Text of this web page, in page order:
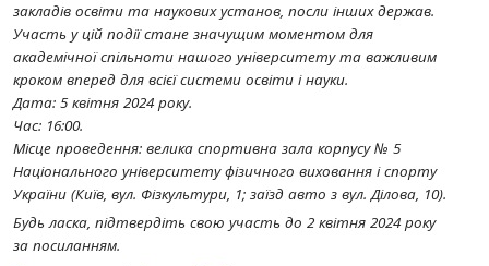
закладів освіти та наукових установ, посли інших держав.
Участь у цій події стане значущим моментом для
академічної спільноти нашого університету та важливим
кроком вперед для всієї системи освіти і науки.
Дата: 5 квітня 2024 року.
Час: 16:00.
Місце проведення: велика спортивна зала корпусу № 5
Національного університету фізичного виховання і спорту
України (Київ, вул. Фізкультури, 1; заїзд авто з вул. Ділова, 10).
Будь ласка, підтвердіть свою участь до 2 квітня 2024 року
за посиланням.